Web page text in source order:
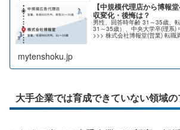
【中規模代理店から博報
収変化・後悔は？
男性、回答時年齢 31～35歳、
31～35歳）、中央大学卒(理系)
>>> 株式会社博報堂(営業)
も満足） 給与水準: UP↑職種
mytenshoku.jp
大手企業では育成できていない領域